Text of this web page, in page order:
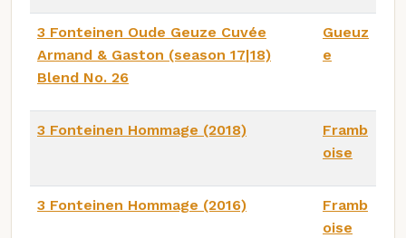
3 Fonteinen Oude Geuze Cuvée
Armand & Gaston (season 17|18)
Blend No. 26
Gueuz
e
3 Fonteinen Hommage (2018)
Framb
oise
3 Fonteinen Hommage (2016)
Framb
oise